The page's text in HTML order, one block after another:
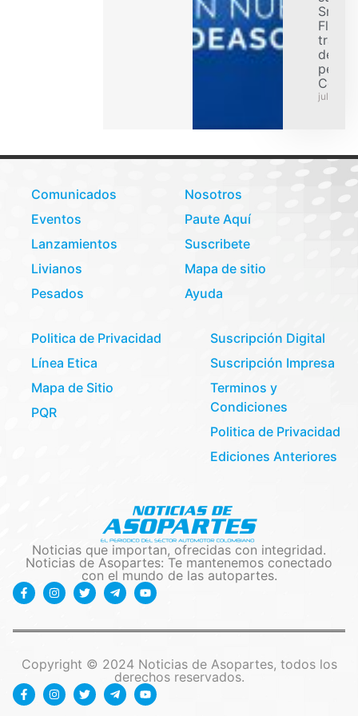
Smart
Flex
de
julio 31,
Comunicados
Eventos
Lanzamientos
Livianos
Pesados
Nosotros
Paute Aquí
Suscribete
Mapa de sitio
Ayuda
Politica de Privacidad
Línea Etica
Mapa de Sitio
PQR
Suscripción Digital
Suscripción Impresa
Terminos y
Condiciones
Politica de Privacidad
Ediciones Anteriores
Noticias que importan, ofrecidas con integridad.
Noticias de Asopartes: Te mantenemos conectado
con el mundo de las autopartes.
Copyright © 2024 Noticias de Asopartes, todos los
derechos reservados.